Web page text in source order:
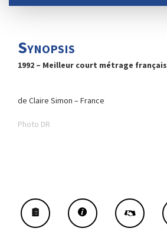
Synopsis
1992 – Meilleur court métrage français
de Claire Simon – France
Photo DR